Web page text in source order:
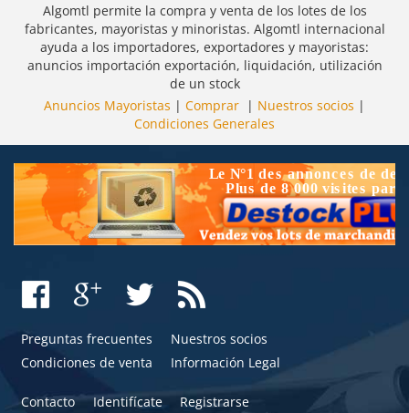
Algomtl permite la compra y venta de los lotes de los
fabricantes, mayoristas y minoristas. Algomtl internacional
ayuda a los importadores, exportadores y mayoristas:
anuncios importación exportación, liquidación, utilización
de un stock
Anuncios Mayoristas | Comprar | Nuestros socios |
Condiciones Generales
Preguntas frecuentes
Nuestros socios
Condiciones de venta
Información Legal
Contacto Identifícate Registrarse